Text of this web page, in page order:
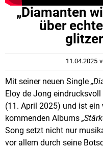
„Diamanten
über
11.04.2025
Mit seiner neuen Single
Eloy de Jong
(11. April 2025) und ist ein
kommenden Albums
Song setzt nicht nur
vor allem durch seine